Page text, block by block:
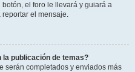
el foro le llevará y guiará a
el mensaje.
la publicación de temas?
serán completados y enviados más